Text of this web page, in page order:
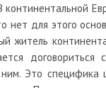
континентальной
нет для этого
житель
договориться
Это специфика